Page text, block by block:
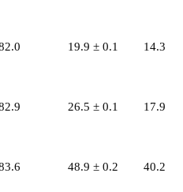
19.9 ± 0.1 14.3
26.5 ± 0.1 17.9
48.9 ± 0.2 40.2